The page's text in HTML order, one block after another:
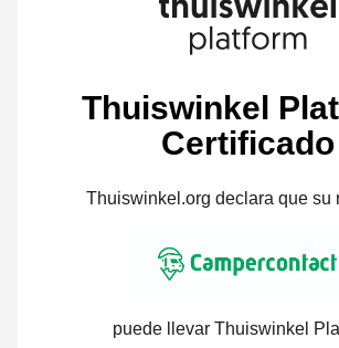
Thuiswinkel
Certificado
Thuiswinkel.org declara que su
puede llevar Thuiswinkel